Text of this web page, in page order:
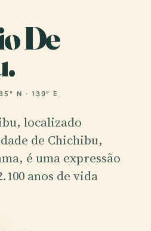
De
N · 139° E
localizado
de Chichibu,
é uma expressão
anos de vida